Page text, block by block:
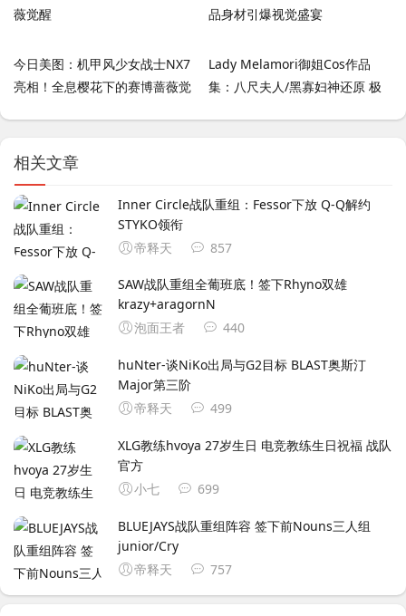
今日美图：机甲风少女战士NX7
亮相！全息樱花下的赛博蔷薇觉
Lady Melamori御姐Cos作品
集：八尺夫人/黑寡妇神还原 极
相关文章
Inner Circle战队重组：Fessor下放 Q-Q解约
STYKO领衔
帝释天
857
SAW战队重组全葡班底！签下Rhyno双雄
krazy+aragornN
泡面王者
440
huNter-谈NiKo出局与G2目标 BLAST奥斯汀
Major第三阶
帝释天
499
XLG教练hvoya 27岁生日 电竞教练生日祝福 战队
官方
小七
699
BLUEJAYS战队重组阵容 签下前Nouns三人组
junior/Cry
帝释天
757